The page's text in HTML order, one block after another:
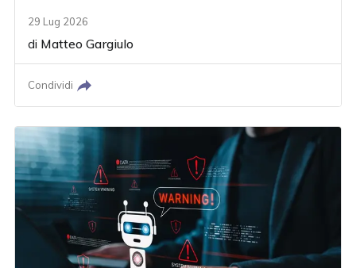
29 Lug 2026
di Matteo Gargiulo
Condividi